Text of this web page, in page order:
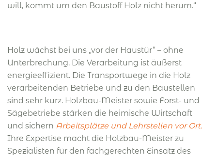
will, kommt um den Baustoff Holz nicht herum.“
Holz wächst bei uns „vor der Haustür“ – ohne
Unterbrechung. Die Verarbeitung ist äußerst
energieeffizient. Die Transportwege in die Holz
verarbeitenden Betriebe und zu den Baustellen
sind sehr kurz. Holzbau-Meister sowie Forst- und
Sägebetriebe stärken die heimische Wirtschaft
und sichern Arbeitsplätze und Lehrstellen vor Ort.
Ihre Expertise macht die Holzbau-Meister zu
Spezialisten für den fachgerechten Einsatz des